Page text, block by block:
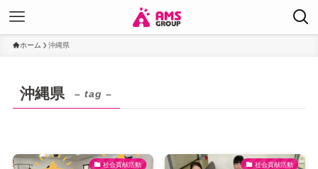
ホーム 沖縄県
沖縄県 – tag –
社会貢献活動 社会貢献活動